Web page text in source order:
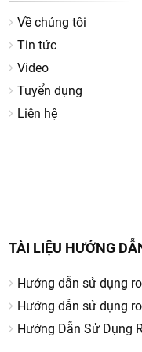
Người nuôi thú
Người bận rộn
Với MOVA, người
robot hút bụi lau nhà
quá lớn.
Một số sản phẩm có
Về chúng tôi
Tin tức
Video
Tuyển dụng
Liên hệ
TÀI LIỆU HƯỚNG
Hướng dẫn sử dụng
Hướng dẫn sử dụng
Hướng Dẫn Sử Dụng